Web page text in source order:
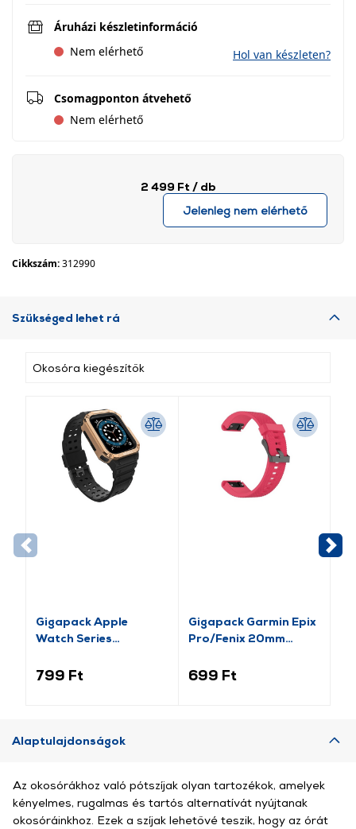
Áruházi készletinformáció
Nem elérhető
Hol van készleten?
Csomagponton átvehető
Nem elérhető
2 499 Ft / db
Jelenleg nem elérhető
Cikkszám:312990
Szükséged lehet rá
Okosóra kiegészítők
Gigapack Apple
Watch Series
fekete/rozéarany (GP-
799 Ft
Gigapack Garmin Epix
Pro/Fenix 20mm
rózsaszín (149213)
699 Ft
Alaptulajdonságok
Az okosórákhoz való pótszíjak olyan tartozékok, amelyek
kényelmes, rugalmas és tartós alternatívát nyújtanak
okosóráinkhoz. Ezek a szíjak lehetővé teszik, hogy az órát